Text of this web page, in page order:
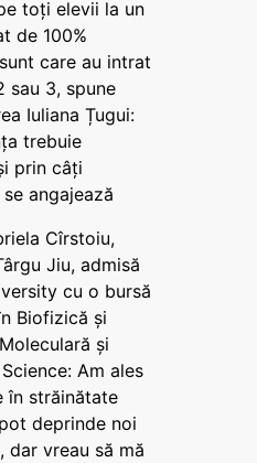
toți elevii la un
de 100%
care au intrat
sau 3, spune
Iuliana Țugui:
trebuie
prin câți
angajează
Cîrstoiu,
Jiu, admisă
cu o bursă
Biofizică și
și
Am ales
în străinătate
deprinde noi
dar vreau să mă